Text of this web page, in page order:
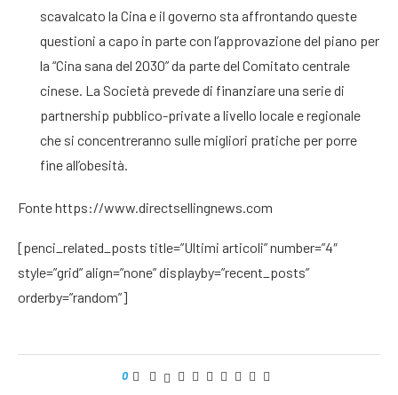
scavalcato la Cina e il governo sta affrontando queste
questioni a capo in parte con l’approvazione del piano per
la “Cina sana del 2030” da parte del Comitato centrale
cinese. La Società prevede di finanziare una serie di
partnership pubblico-private a livello locale e regionale
che si concentreranno sulle migliori pratiche per porre
fine all’obesità.
Fonte https://www.directsellingnews.com
[penci_related_posts title=”Ultimi articoli” number=”4″
style=”grid” align=”none” displayby=”recent_posts”
orderby=”random”]
0